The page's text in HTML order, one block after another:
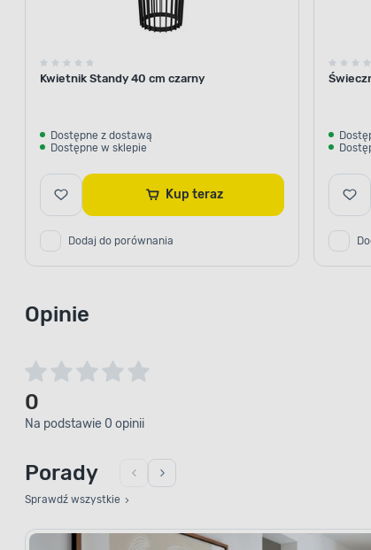
Kwietnik Standy 40 cm czarny
Dostępne z dostawą
Dostępne w sklepie
Kup teraz
Dodaj do porównania
Opinie
0
Na podstawie 0 opinii
Porady
Sprawdź wszystkie